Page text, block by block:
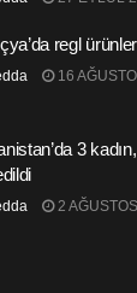
regl
16
3
2